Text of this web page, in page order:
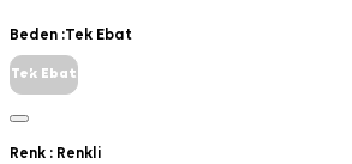
Beden :Tek Ebat
Tek Ebat
Renk : Renkli